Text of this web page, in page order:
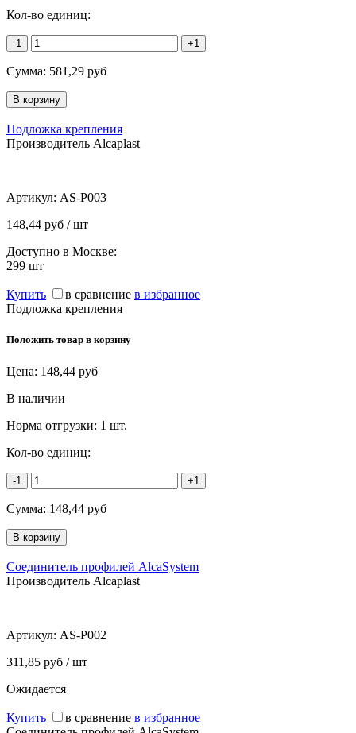
Кол-во единиц:
-1 +1
Сумма: 581,29 руб
Подложка крепления
Производитель Alcaplast
Артикул: AS-P003
148,44 руб / шт
Доступно в Москве:
299 шт
Купить в сравнение в избранное
Подложка крепления
Положить товар в корзину
Цена: 148,44 руб
В наличии
Норма отгрузки: 1 шт.
Кол-во единиц:
-1 +1
Сумма: 148,44 руб
Соединитель профилей AlcaSystem
Производитель Alcaplast
Артикул: AS-P002
311,85 руб / шт
Ожидается
Купить в сравнение в избранное